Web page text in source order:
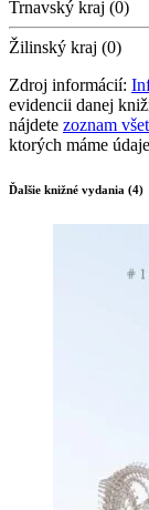
Trnavský kraj (0)
Žilinský kraj (0)
Zdroj informácií:
evidencii danej
nájdete zoznam
ktorých máme
Ďalšie knižné vydania (4)